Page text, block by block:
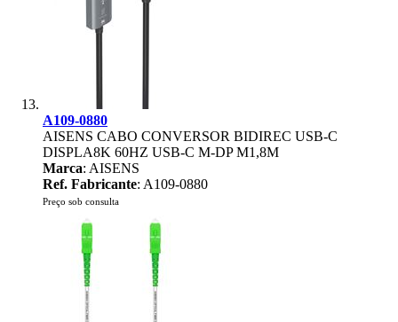
A109-0880
AISENS CABO CONVERSOR BIDIREC USB-C
DISPLA8K 60HZ USB-C M-DP M1,8M
Marca: AISENS
Ref. Fabricante: A109-0880
Preço sob consulta